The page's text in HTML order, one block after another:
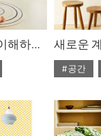
어린이의 성장을 이해하는 가구, 몰 새로운
#공간
#9월호 컬
#데코레이